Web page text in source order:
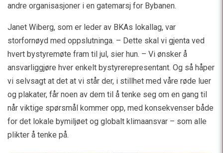
andre organisasjoner i en gatemarsj for Bybanen.
Janet Wiberg, som er leder av BKAs lokallag, var
storfornøyd med oppslutninga. – Dette skal vi gjenta ved
hvert bystyremøte fram til jul, sier hun. – Vi ønsker å
ansvarliggjøre hver enkelt bystyrerepresentant. Og så håper
vi selvsagt at det at vi står der, i stillhet med våre røde luer
og plakater, får noen av dem til å tenke seg om en gang til
når viktige spørsmål kommer opp, med konsekvenser både
for det lokale bymiljøet og globalt klimaansvar – som alle
plikter å tenke på.